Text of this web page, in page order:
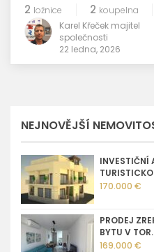
2 ložnice 2 koupelna
Karel Křeček majitel
společnosti
22 ledna, 2026
NEJNOVĚJŠÍ
INVESTIČNÍ
170.000 €
PRODEJ
BYTU V
169.000 €